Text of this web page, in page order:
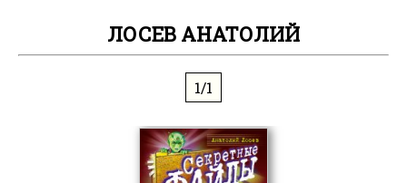
ЛОСЕВ АНАТОЛИЙ
1/1